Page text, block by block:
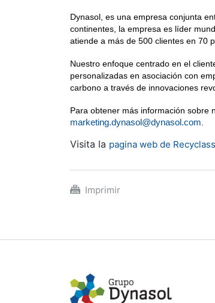
Dynasol, es una empresa conjunta
continentes, la empresa es líder
atiende a más de 500 clientes en 70
Nuestro enfoque centrado en el
personalizadas en asociación con
carbono a través de innovaciones
Para obtener más información sobre
marketing.dynasol@dynasol.com
Visita la pagina web de Recyclass
Imprimir